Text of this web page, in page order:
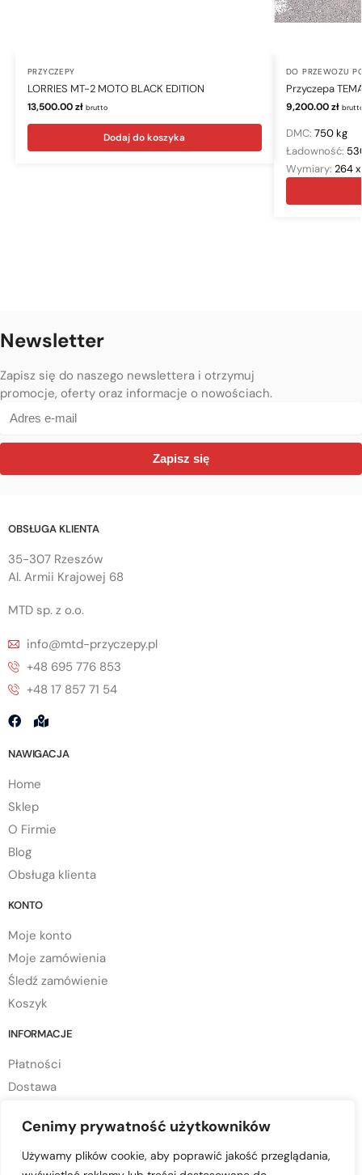
Cenimy prywatność użytkowników
Używamy plików cookie, aby poprawić jakość przeglądania,
PRZYCZEPY
LORRIES MT-2 MOTO BLACK EDITION
13,500.00zł brutto
Dodaj do koszyka
DO PRZEWOZU
Przyczepa
9,200.00zł
DMC: 750 kg
Ładowność:
Wymiary: 264 x
Newsletter
Zapisz się do naszego newslettera i otrzymuj
promocje, oferty oraz informacje o nowościach.
Zapisz się
OBSŁUGA KLIENTA
35-307 Rzeszów
Al. Armii Krajowej 68
MTD sp. z o.o.
info@mtd-przyczepy.pl
+48 695 776 853
+48 17 857 71 54
NAWIGACJA
Home
Sklep
O Firmie
Blog
Obsługa klienta
KONTO
Moje konto
Moje zamówienia
Śledź zamówienie
Koszyk
INFORMACJE
Płatności
Dostawa
Polityka prywatności
Polityka cookies